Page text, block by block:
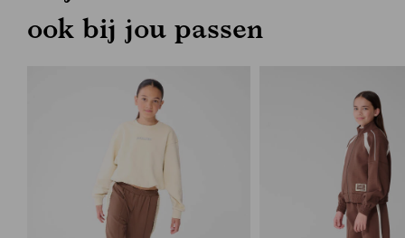
ook bij jou passen